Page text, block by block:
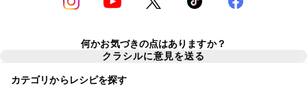
何かお気づきの点はありますか？
クラシルに意見を送る
カテゴリからレシピを探す